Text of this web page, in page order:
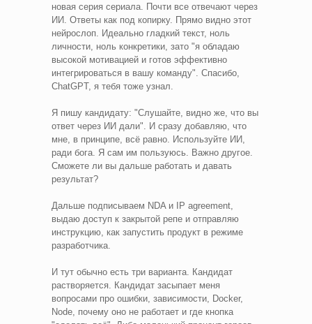
новая серия сериала. Почти все отвечают через
ИИ. Ответы как под копирку. Прямо видно этот
нейрослоп. Идеально гладкий текст, ноль
личности, ноль конкретики, зато "я обладаю
высокой мотивацией и готов эффективно
интегрироваться в вашу команду". Спасибо,
ChatGPT, я тебя тоже узнал.
Я пишу кандидату: "Слушайте, видно же, что вы
ответ через ИИ дали". И сразу добавляю, что
мне, в принципе, всё равно. Используйте ИИ,
ради бога. Я сам им пользуюсь. Важно другое.
Сможете ли вы дальше работать и давать
результат?
Дальше подписываем NDA и IP agreement,
выдаю доступ к закрытой репе и отправляю
инструкцию, как запустить продукт в режиме
разработчика.
И тут обычно есть три варианта. Кандидат
растворяется. Кандидат засыпает меня
вопросами про ошибки, зависимости, Docker,
Node, почему оно не работает и где кнопка